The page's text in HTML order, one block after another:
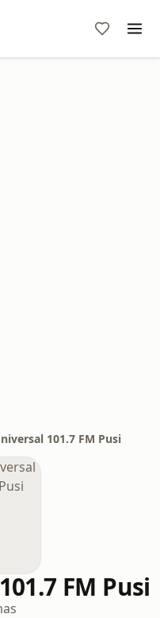
101.7 FM Pusi
FM Pusi